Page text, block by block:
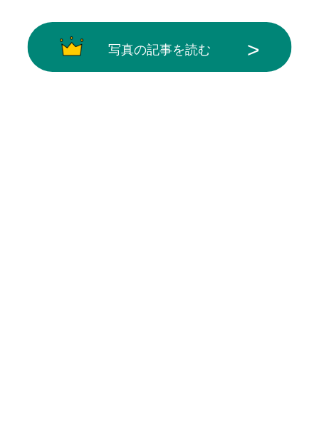
写真の記事を読む